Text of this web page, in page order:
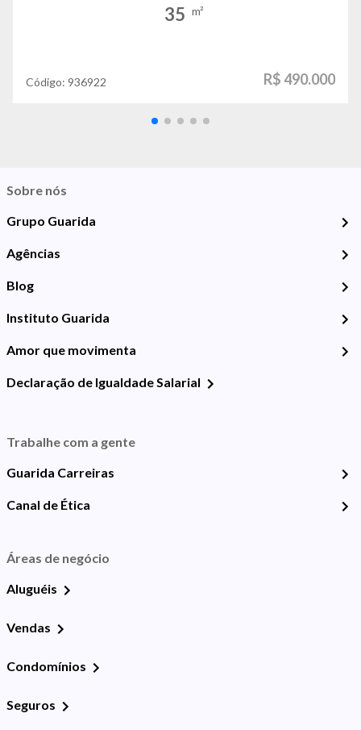
35 m²
Código: 936922 R$ 490.000
Sobre nós
Grupo Guarida
Agências
Blog
Instituto Guarida
Amor que movimenta
Declaração de Igualdade Salarial
Trabalhe com a gente
Guarida Carreiras
Canal de Ética
Áreas de negócio
Aluguéis
Vendas
Condomínios
Seguros